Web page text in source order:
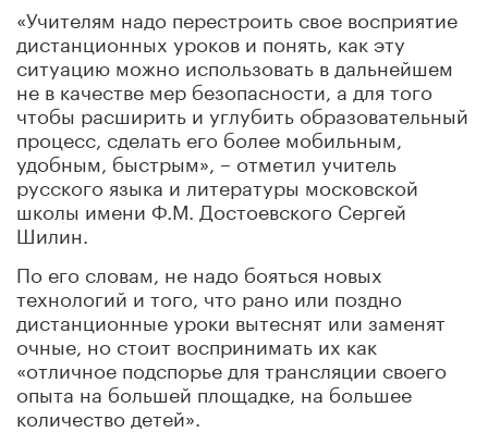
«Учителям надо перестроить свое восприятие
дистанционных уроков и понять, как эту
ситуацию можно использовать в дальнейшем
не в качестве мер безопасности, а для того
чтобы расширить и углубить образовательный
процесс, сделать его более мобильным,
удобным, быстрым», – отметил учитель
русского языка и литературы московской
школы имени Ф.М. Достоевского Сергей
Шилин.
По его словам, не надо бояться новых
технологий и того, что рано или поздно
дистанционные уроки вытеснят или заменят
очные, но стоит воспринимать их как
«отличное подспорье для трансляции своего
опыта на большей площадке, на большее
количество детей».